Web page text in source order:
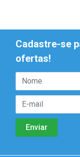
Cadastre-se
ofertas!